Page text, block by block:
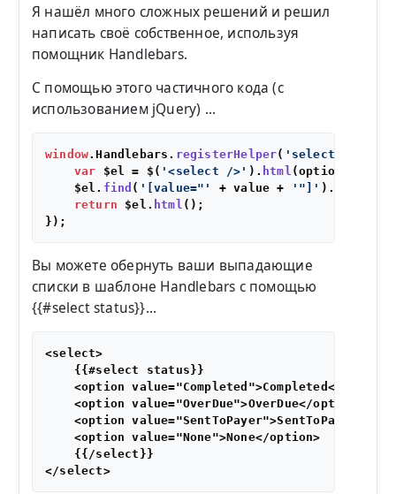
Я нашёл много сложных решений и решил
написать своё собственное, используя
помощник Handlebars.
С помощью этого частичного кода (с
использованием jQuery) ...
window.Handlebars . registerHelper( 'select'
var $el = $( '<select />' ). html (options.
    $el.
find ( '[value="' + value + '"]' ).
return $el. html ();
Вы можете обернуть ваши выпадающие
списки в шаблоне Handlebars с помощью
{{#select status}}...
<select>
    {{#select status}}
    <option value="Completed">Completed</option>
    <option value="OverDue">OverDue</option>
<option value="SentToPayer">SentToPayer</
    <option value="None">None</option>
    {{/select}}
</select>